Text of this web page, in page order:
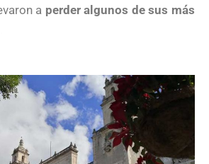
a perder algunos de sus más